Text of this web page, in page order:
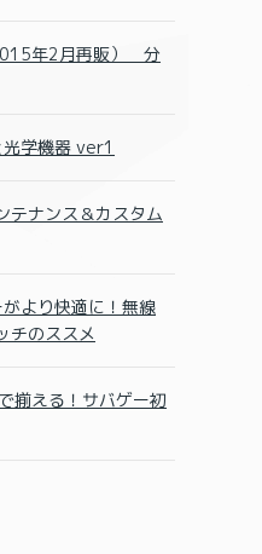
年2月再販） 分
光学機器 ver1
ナンス＆カスタム
がより快適に！無線
チのススメ
揃える！サバゲー初